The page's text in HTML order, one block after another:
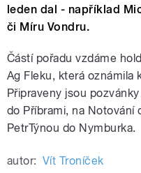
leden dal - například
či Míru Vondru.
Částí pořadu vzdáme
Ag Fleku, která oznámila
Připraveny jsou
do Příbrami, na Notování
PetrTýnou do Nymburka.
autor: Vít Troníček